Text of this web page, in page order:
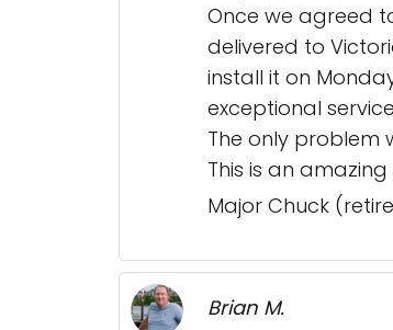
Once we agreed
delivered to
install it on
exceptional
The only problem
This is an
Major Chuck
Brian M.